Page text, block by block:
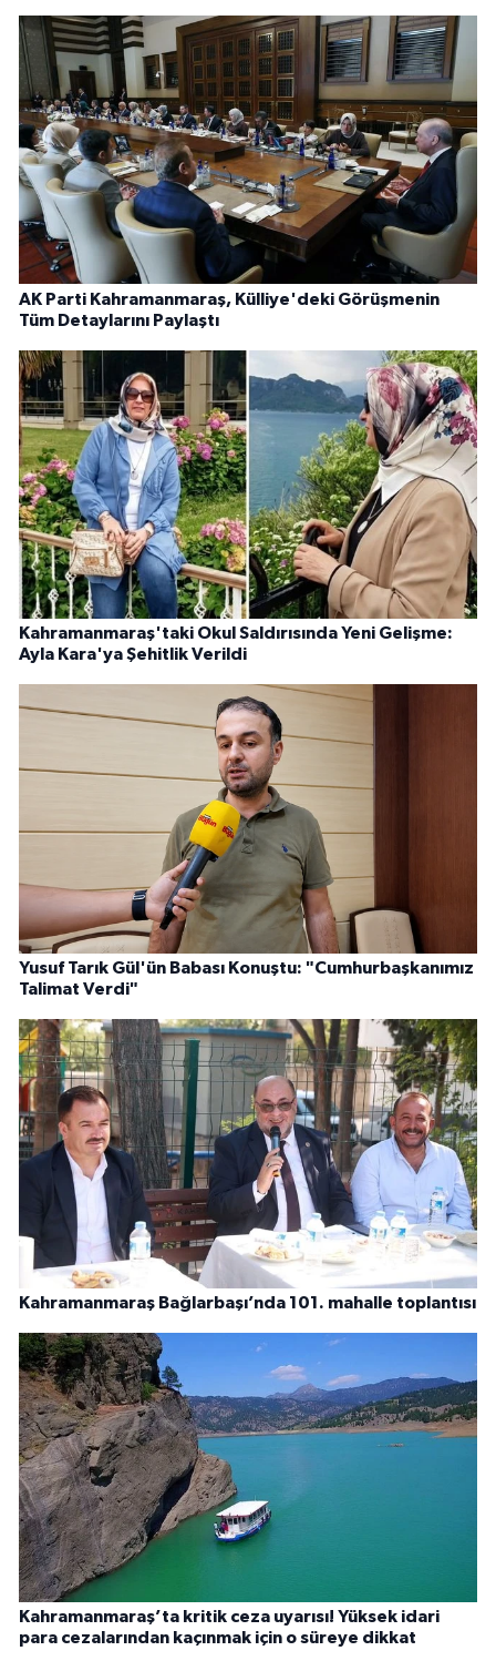
AK Parti Kahramanmaraş, Külliye'deki Görüşmenin
Tüm Detaylarını Paylaştı
Kahramanmaraş'taki Okul Saldırısında Yeni Gelişme:
Ayla Kara'ya Şehitlik Verildi
Yusuf Tarık Gül'ün Babası Konuştu: "Cumhurbaşkanımız
Talimat Verdi"
Kahramanmaraş Bağlarbaşı’nda 101. mahalle toplantısı
Kahramanmaraş’ta kritik ceza uyarısı! Yüksek idari
para cezalarından kaçınmak için o süreye dikkat